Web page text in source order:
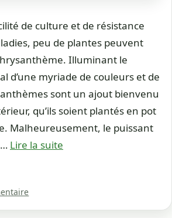
de culture et de résistance
peu de plantes peuvent
Illuminant le
d’une myriade de couleurs et de
sont un ajout bienvenu
qu’ils soient plantés en pot
Malheureusement, le puissant
Lire la suite